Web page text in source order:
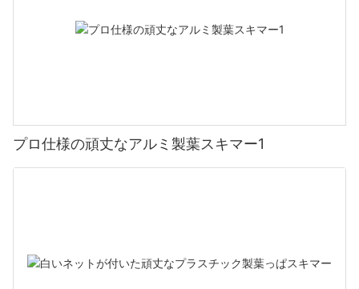
プロ仕様の頑丈なアルミ製葉スキマー1